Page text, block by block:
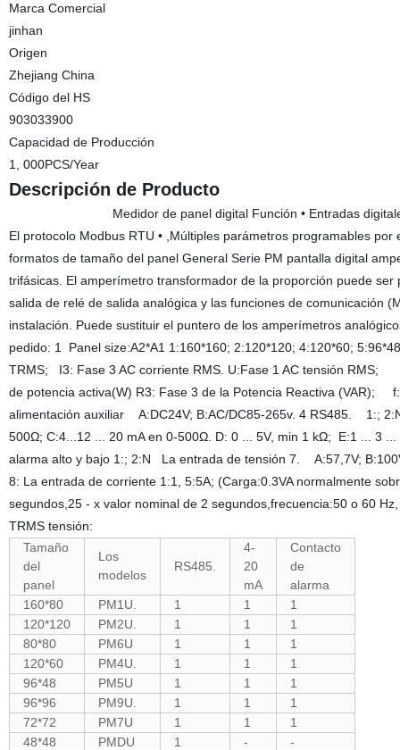
Marca Comercial
jinhan
Origen
Zhejiang China
Código del HS
903033900
Capacidad de Producción
1, 000PCS/Year
Descripción de Producto
Medidor de panel digital Función • Entradas digitales,
El protocolo Modbus RTU • ,Múltiples parámetros programables
formatos de tamaño del panel General Serie PM pantalla digital
trifásicas. El amperímetro transformador de la proporción puede
salida de relé de salida analógica y las funciones de comunicación
instalación. Puede sustituir el puntero de los amperímetros
pedido: 1 Panel size:A2*A1 1:160*160; 2:120*120; 4:120*60;
TRMS; I3: Fase 3 AC corriente RMS. U:Fase 1 AC tensión RMS;
de potencia activa(W) R3: Fase 3 de la Potencia Reactiva (VAR);
alimentación auxiliar A:DC24V; B:AC/DC85-265v. 4 RS485. 1:;
500Ω; C:4...12 ... 20 mA en 0-500Ω. D: 0 ... 5V, min 1 kΩ; E:1 ... 3
alarma alto y bajo 1:; 2:N La entrada de tensión 7. A:57,7V;
8: La entrada de corriente 1:1, 5:5A; (Carga:0.3VA normalmente
segundos,25 - x valor nominal de 2 segundos,frecuencia:50 o 60
TRMS tensión:
Tamaño
del
panel
Los
modelos
RS485.
4-
20
mA
Contacto
de
alarma
160*80
PM1U. 1 1
1
120*120
PM2U. 1 1
1
80*80
PM6U 1 1
1
120*60
PM4U. 1 1
1
96*48
PM5U 1 1
1
96*96
PM9U. 1 1
1
72*72
PM7U 1 1
1
48*48
PMDU 1 - -